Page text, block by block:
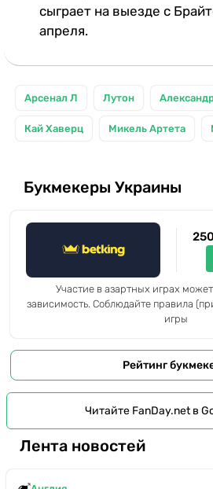
сыграет на выезде с
апреля.
Арсенал Л Лутон
Кай Хаверц Микель Артета
Букмекеры Украины
Участие в азартных играх
зависимость. Соблюдайте правила
игры
Рейтинг
Читайте FanDay.net в
Лента новостей